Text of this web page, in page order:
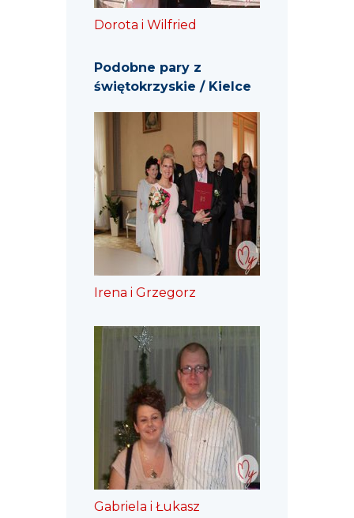
Dorota i Wilfried
Podobne pary z
świętokrzyskie / Kielce
Irena i Grzegorz
Gabriela i Łukasz